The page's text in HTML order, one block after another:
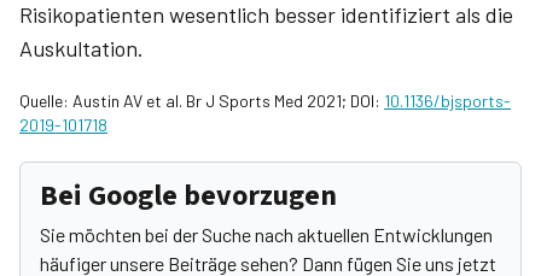
Risikopatienten wesentlich besser identifiziert als die
Auskultation.
Quelle: Austin AV et al. Br J Sports Med 2021; DOI: 10.1136/bjsports-
2019-101718
Bei Google bevorzugen
Sie möchten bei der Suche nach aktuellen Entwicklungen
häufiger unsere Beiträge sehen? Dann fügen Sie uns jetzt